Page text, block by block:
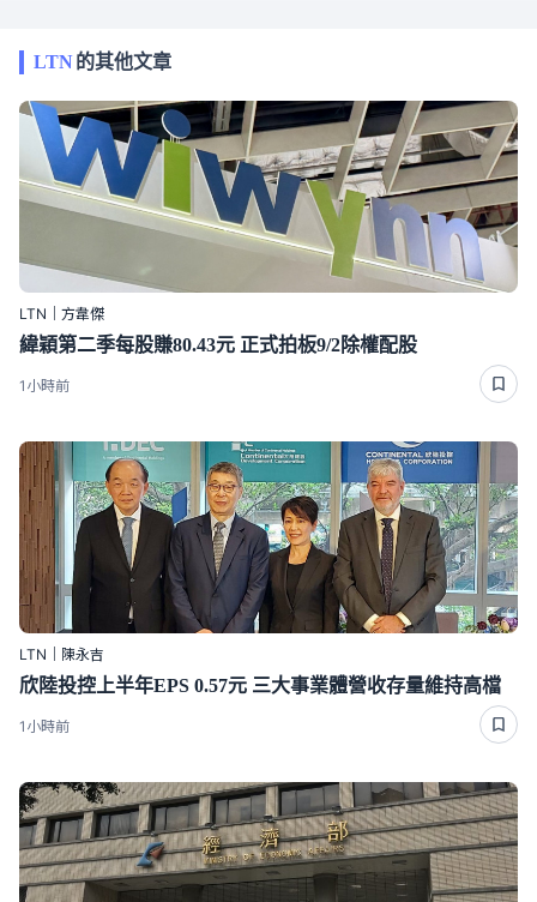
LTN的其他文章
LTN｜方韋傑
緯穎第二季每股賺80.43元 正式拍板9/2除權配股
1小時前
LTN｜陳永吉
欣陸投控上半年EPS 0.57元 三大事業體營收存量維持高檔
1小時前